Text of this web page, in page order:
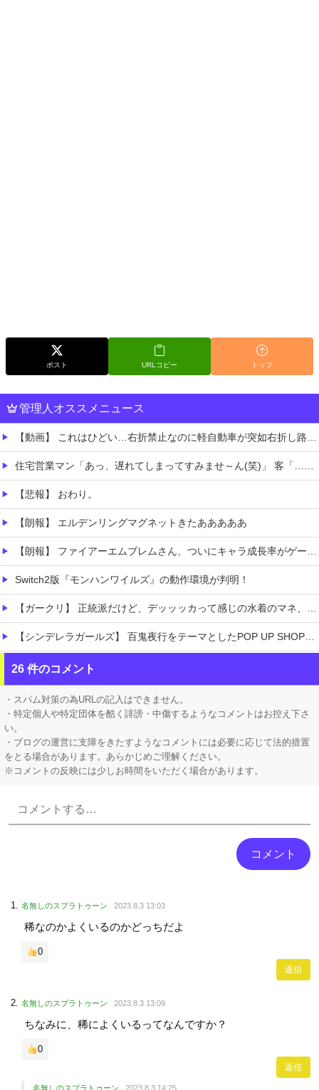
ポスト URLコピー トップ
管理人オススメニュース
【動画】 これはひどい…右折禁止なのに軽自動車が突如右折し路面電車と衝突→乗ってた三人組が車を捨て逃走ｗｗｗｗｗｗ
住宅営業マン「あっ、遅れてしまってすみませ～ん(笑)」 客「…今日、契約日ですよね？」→こうなるｗｗｗ
【悲報】 おわり。
【朗報】 エルデンリングマグネットきたあああああ
【朗報】 ファイアーエムブレムさん、ついにキャラ成長率がゲーム内で見れるようになる
Switch2版『モンハンワイルズ』の動作環境が判明！
【ガークリ】 正統派だけど、デッッッカって感じの水着のマネ、ラファエ口、セッシュウへの反応！！！
【シンデレラガールズ】 百鬼夜行をテーマとしたPOP UP SHOPが東京・大阪にて開催
【にじさんじ】 レヴィちゃん、3Dライブ「人間燦歌」開催決定！ゲスト8名も発表『歌うまバイキングなゲストや』【8/18(火)21:00】
【ネオポルテ】 実写配信中に金〇が映る大事故が発生!?
26 件のコメント
・スパム対策の為URLの記入はできません。
・特定個人や特定団体を酷く誹謗・中傷するようなコメントはお控え下さ
い。
・ブログの運営に支障をきたすようなコメントには必要に応じて法的措置
をとる場合があります。あらかじめご理解ください。
※コメントの反映には少しお時間をいただく場合があります。
名無しのスプラトゥーン 2023.8.3 13:03
稀なのかよくいるのかどっちだよ
0
返信
名無しのスプラトゥーン 2023.8.3 13:09
ちなみに、稀によくいるってなんですか？
0
返信
名無しのスプラトゥーン 2023.8.3 14:25